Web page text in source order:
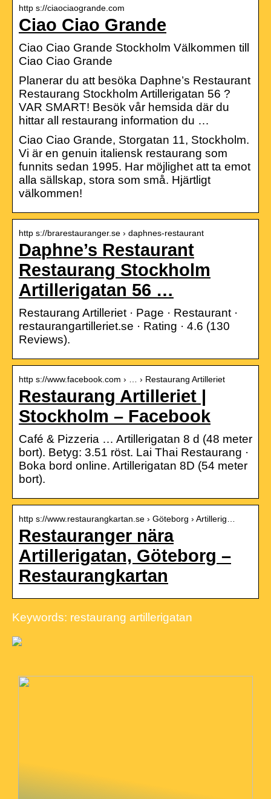
http s://ciaociaogrande.com
Ciao Ciao Grande
Ciao Ciao Grande Stockholm Välkommen till
Ciao Ciao Grande
Planerar du att besöka Daphne’s Restaurant
Restaurang Stockholm Artillerigatan 56 ?
VAR SMART! Besök vår hemsida där du
hittar all restaurang information du …
Ciao Ciao Grande, Storgatan 11, Stockholm.
Vi är en genuin italiensk restaurang som
funnits sedan 1995. Har möjlighet att ta emot
alla sällskap, stora som små. Hjärtligt
välkommen!
http s://brarestauranger.se › daphnes-restaurant
Daphne’s Restaurant
Restaurang Stockholm
Artillerigatan 56 …
Restaurang Artilleriet · Page · Restaurant ·
restaurangartilleriet.se · Rating · 4.6 (130
Reviews).
http s://www.facebook.com › … › Restaurang Artilleriet
Restaurang Artilleriet |
Stockholm – Facebook
Café & Pizzeria … Artillerigatan 8 d (48 meter
bort). Betyg: 3.51 röst. Lai Thai Restaurang ·
Boka bord online. Artillerigatan 8D (54 meter
bort).
http s://www.restaurangkartan.se › Göteborg › Artillerig…
Restauranger nära
Artillerigatan, Göteborg –
Restaurangkartan
Keywords: restaurang artillerigatan